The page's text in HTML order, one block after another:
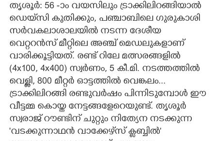
CARTOONS
LITERATURE
CONTACT US
തൃശൂർ: 56 -ാം വയസിലും ട്രാക്കിലിറങ്ങിയാൽ
ഡെയ്‌സി കുതിക്കും, പഞ്ചാബിലെ ഗുരുകാശി
സർവകലാശാലയിൽ നടന്ന ദേശീയ
വെറ്ററൻസ് മീറ്റിലെ അഞ്ച് മെഡലുകളാണ്
വാരിക്കൂട്ടിയത്. രണ്ട് റിലേ മത്സരങ്ങളിൽ
(4x100, 4x400) സ്വർണം, 5 കീ.മി. നടത്തത്തിൽ
വെള്ളി, 800 മീറ്റർ ഓട്ടത്തിൽ വെങ്കലം...
ട്രാക്കിലിറങ്ങി രണ്ടുവർഷം പിന്നിടുമ്പോൾ ഈ
വീട്ടമ്മ കൊയ്ത നേട്ടങ്ങളേറെയുണ്ട്. തൃശൂർ
സ്വരാജ് റൗണ്ടിന് ചുറ്റും നിത്യേന നടക്കുന്ന
'വടക്കുന്നാഥൻ വാക്കേഴ്‌സ് ക്ലബ്ബിൽ'